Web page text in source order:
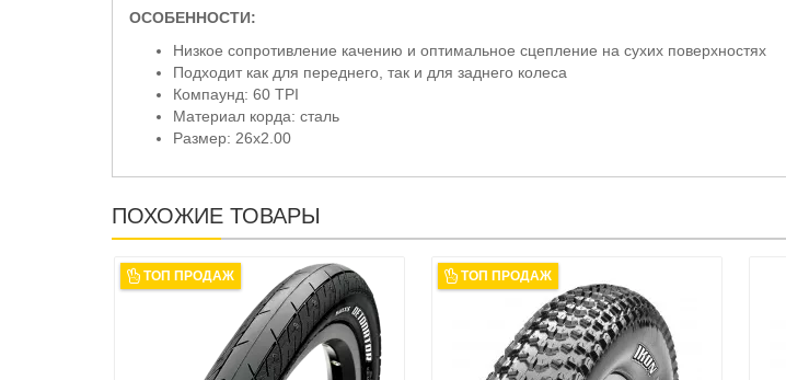
ОСОБЕННОСТИ:
Низкое сопротивление качению и оптимальное сцепление на сухих поверхностях
Подходит как для переднего, так и для заднего колеса
Компаунд: 60 TPI
Материал корда: сталь
Размер: 26х2.00
ПОХОЖИЕ ТОВАРЫ
ТОП ПРОДАЖ ТОП ПРОДАЖ